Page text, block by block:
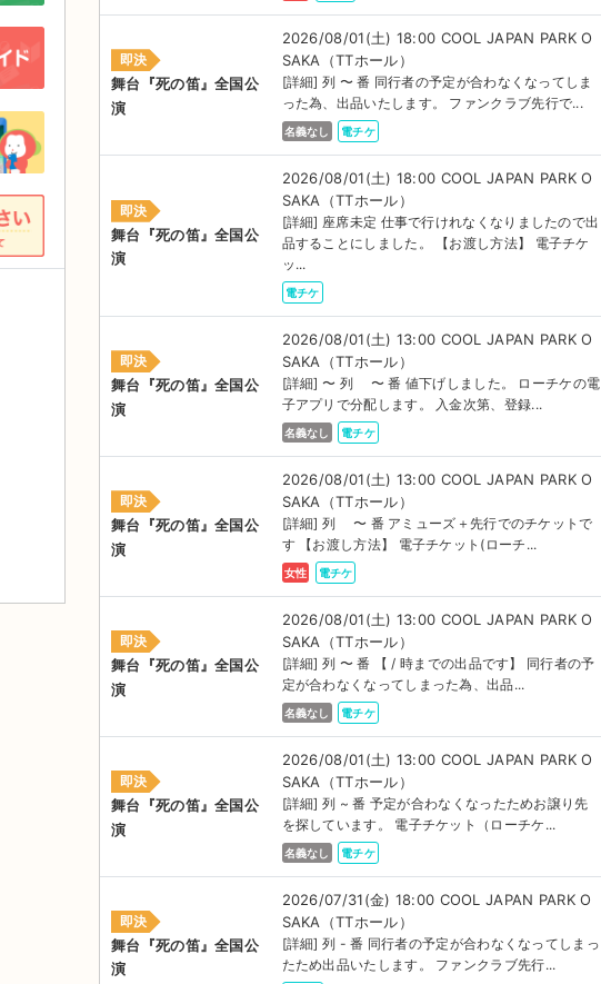
即決
舞台『死の笛』全国公
演
2026/08/01(土) 18:00 COOL JAPAN PARK O
SAKA（TTホール）
[詳細] 列 〜 番 同行者の予定が合わなくなってしま
った為、出品いたします。 ファンクラブ先行で...
名義なし 電チケ
即決
舞台『死の笛』全国公
演
2026/08/01(土) 18:00 COOL JAPAN PARK O
SAKA（TTホール）
[詳細] 座席未定 仕事で行けれなくなりましたので出
品することにしました。 【お渡し方法】 電子チケ
ッ...
電チケ
即決
舞台『死の笛』全国公
演
2026/08/01(土) 13:00 COOL JAPAN PARK O
SAKA（TTホール）
[詳細] 〜 列 〜 番 値下げしました。 ローチケの電
子アプリで分配します。 入金次第、登録...
名義なし 電チケ
即決
舞台『死の笛』全国公
演
2026/08/01(土) 13:00 COOL JAPAN PARK O
SAKA（TTホール）
[詳細] 列 〜 番 アミューズ＋先行でのチケットで
す 【お渡し方法】 電子チケット(ローチ...
女性 電チケ
即決
舞台『死の笛』全国公
演
2026/08/01(土) 13:00 COOL JAPAN PARK O
SAKA（TTホール）
[詳細] 列 〜 番 【 / 時までの出品です】 同行者の予
定が合わなくなってしまった為、出品...
名義なし 電チケ
即決
舞台『死の笛』全国公
演
2026/08/01(土) 13:00 COOL JAPAN PARK O
SAKA（TTホール）
[詳細] 列 ~ 番 予定が合わなくなったためお譲り先
を探しています。 電子チケット（ローチケ...
名義なし 電チケ
即決
舞台『死の笛』全国公
演
2026/07/31(金) 18:00 COOL JAPAN PARK O
SAKA（TTホール）
[詳細] 列 - 番 同行者の予定が合わなくなってしまっ
たため出品いたします。 ファンクラブ先行...